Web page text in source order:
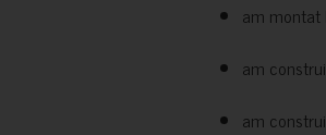
am montat
am
am